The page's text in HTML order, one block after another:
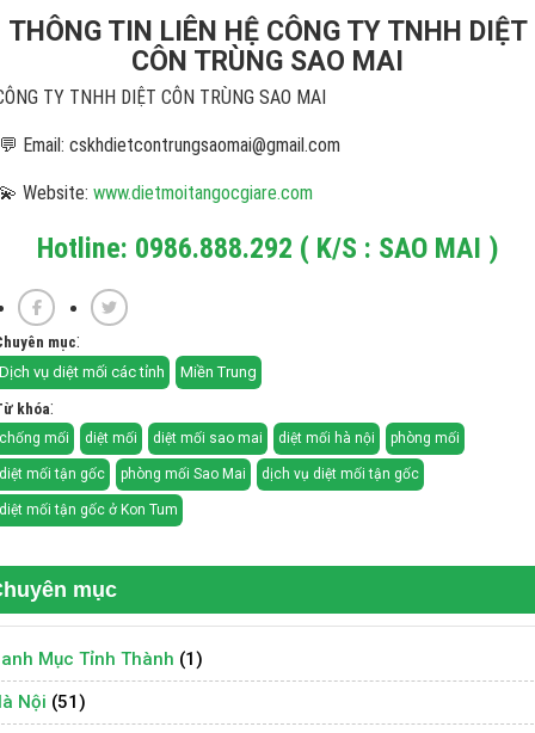
mục
Mục Tỉnh Thành (1)
Nội (51)
THÔNG TIN LIÊN HỆ CÔNG TY TNHH DIỆT
CÔN TRÙNG SAO MAI
TY TNHH DIỆT CÔN TRÙNG SAO MAI
Email: cskhdietcontrungsaomai@gmail.com
Website: www.dietmoitangocgiare.com
Hotline: 0986.888.292 ( K/S : SAO MAI )
mục:
Dịch vụ diệt mối các tỉnh Miền Trung
khóa:
chống mối diệt mối diệt mối sao mai diệt mối hà nội phòng mối
diệt mối tận gốc phòng mối Sao Mai dịch vụ diệt mối tận gốc
diệt mối tận gốc ở Kon Tum